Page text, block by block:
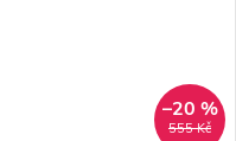
555 Kč
–20 %